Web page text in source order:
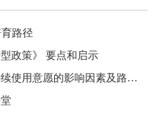
路径
政策》 要点和启示
大学生国产生成式人工智能持续使用意愿的影响因素及路径研究